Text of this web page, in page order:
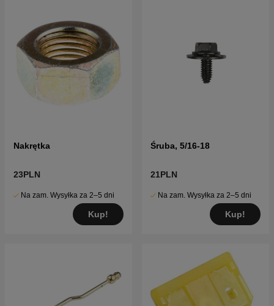
Nakrętka
23PLN
Na zam. Wysyłka za 2–5 dni
Kup!
Śruba, 5/16-18
21PLN
Na zam. Wysyłka za 2–5 dni
Kup!